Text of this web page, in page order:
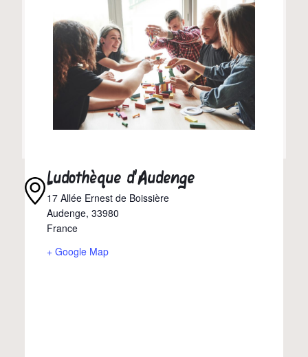
Ludothèque d’Audenge
17 Allée Ernest de Boissière
Audenge, 33980
France
+ Google Map